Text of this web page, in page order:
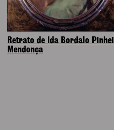
Retrato de Ida Bordalo
Mendonça